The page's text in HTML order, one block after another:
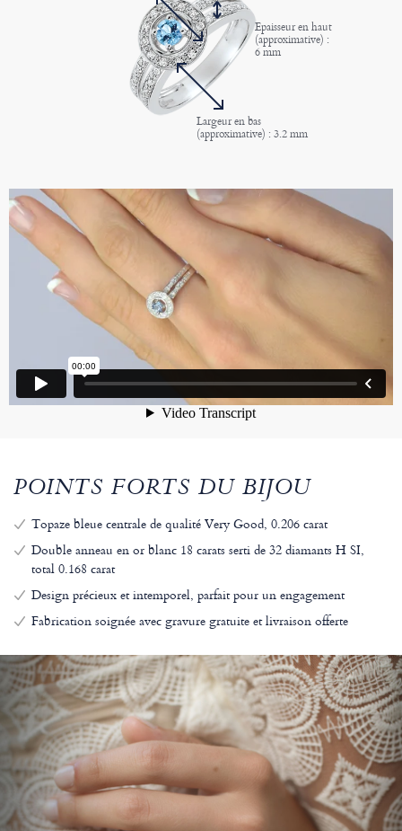
Epaisseur en haut
(approximative) :
6 mm
Largeur en bas
(approximative) : 3.2 mm
POINTS FORTS DU BIJOU
Topaze bleue centrale de qualité Very Good, 0.206 carat
Double anneau en or blanc 18 carats serti de 32 diamants H SI,
total 0.168 carat
Design précieux et intemporel, parfait pour un engagement
Fabrication soignée avec gravure gratuite et livraison offerte